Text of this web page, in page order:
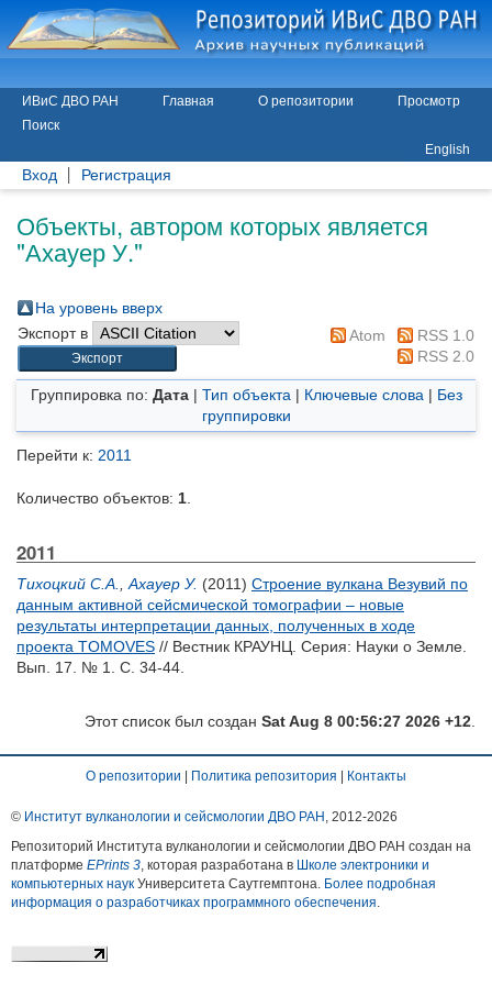
ИВиС ДВО РАН Главная О репозитории
Просмотр
Поиск
English
Вход Регистрация
Объекты, автором которых является
"Ахауер У."
На уровень вверх
Экспорт в
Atom
RSS 1.0
RSS 2.0
Группировка по: Дата| Тип объекта | Ключевые слова | Без
группировки
Перейти к: 2011
Количество объектов: 1
2011
Тихоцкий С.А. Ахауер У. (2011) Строение вулкана Везувий по
данным активной сейсмической томографии – новые
результаты интерпретации данных, полученных в ходе
проекта TOMOVES // Вестник КРАУНЦ. Серия: Науки о Земле.
Вып. 17. № 1. С. 34-44.
Этот список был создан Sat Aug 8 00:56:27 2026 +12
О репозитории Политика репозитория Контакты
© Институт вулканологии и сейсмологии ДВО РАН , 2012-2026
Репозиторий Института вулканологии и сейсмологии ДВО РАН создан на
платформе EPrints 3, которая разработана в Школе электроники и
компьютерных наук Университета Саутгемптона. Более подробная
информация о разработчиках программного обеспечения.